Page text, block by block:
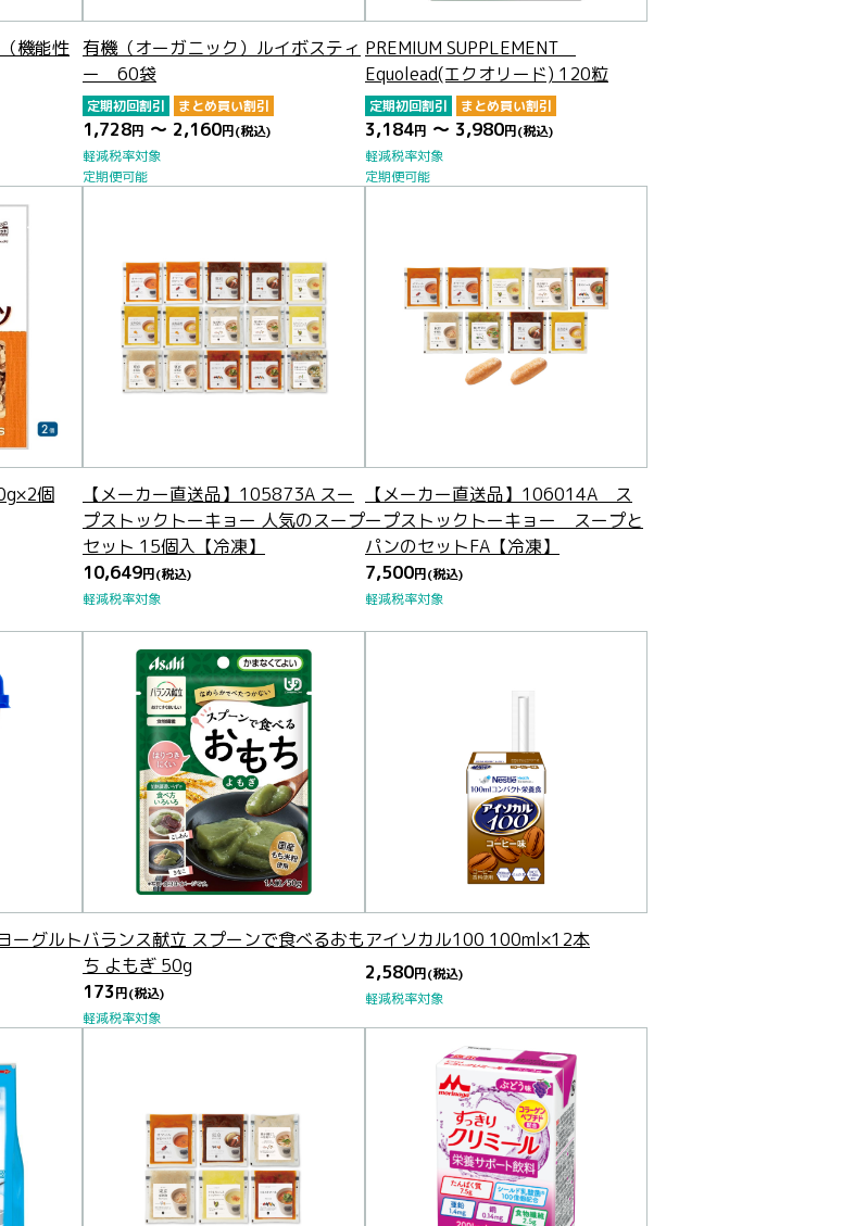
機能性 有機（オーガニック）ルイボスティ
ー 60袋
定期初回割引 まとめ買い割引
1,728円 ～ 2,160円(税込)
軽減税率対象
定期便可能
PREMIUM SUPPLEMENT
Equolead(エクオリード) 120粒
定期初回割引 まとめ買い割引
3,184円 ～ 3,980円(税込)
軽減税率対象
定期便可能
個
【メーカー直送品】105873A スー
プストックトーキョー 人気のスープ
セット 15個入【冷凍】
10,649円(税込)
軽減税率対象
【メーカー直送品】106014A ス
ープストックトーキョー スープと
パンのセットFA【冷凍】
7,500円(税込)
軽減税率対象
ーグルトバランス献立 スプーンで食べるおも
ち よもぎ 50g
173円(税込)
軽減税率対象
アイソカル100 100ml×12本
2,580円(税込)
軽減税率対象